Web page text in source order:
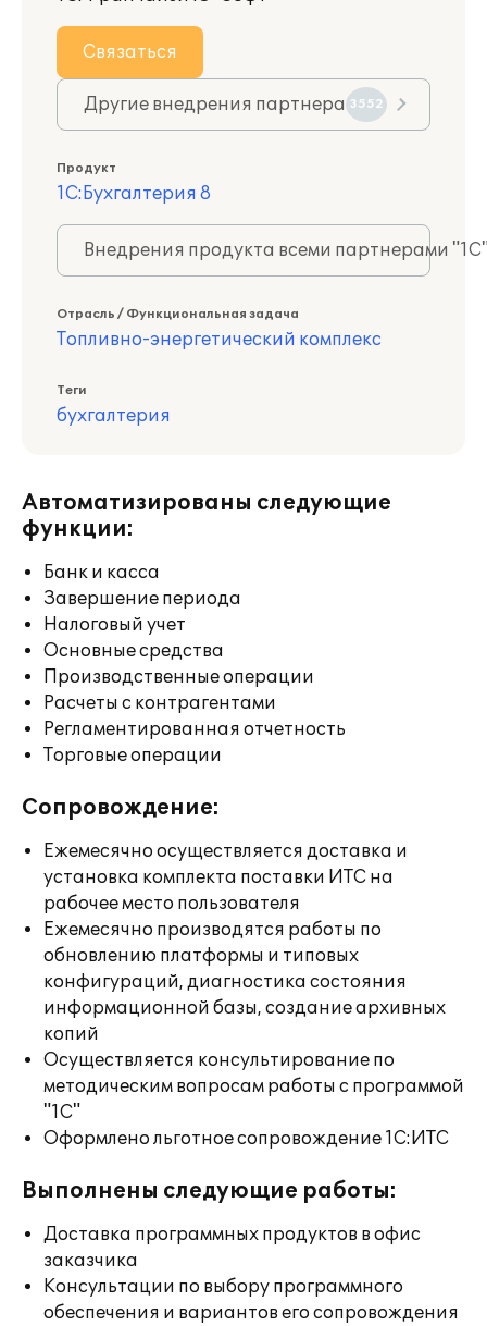
Связаться
Другие внедрения партнера 3552
Продукт
1С:Бухгалтерия 8
Внедрения продукта всеми партнерами
Отрасль / Функциональная задача
Топливно-энергетический комплекс
Теги
бухгалтерия
Автоматизированы следующие
функции:
Банк и касса
Завершение периода
Налоговый учет
Основные средства
Производственные операции
Расчеты с контрагентами
Регламентированная отчетность
Торговые операции
Сопровождение:
Ежемесячно осуществляется доставка и
установка комплекта поставки ИТС на
рабочее место пользователя
Ежемесячно производятся работы по
обновлению платформы и типовых
конфигураций, диагностика состояния
информационной базы, создание архивных
копий
Осуществляется консультирование по
методическим вопросам работы с программой
"1С"
Оформлено льготное сопровождение 1С:ИТС
Выполнены следующие работы:
Доставка программных продуктов в офис
заказчика
Консультации по выбору программного
обеспечения и вариантов его сопровождения